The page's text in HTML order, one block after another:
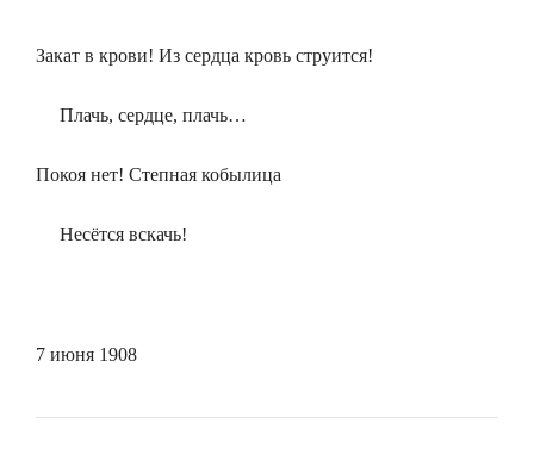
Закат в крови! Из сердца кровь струится!
Плачь, сердце, плачь…
Покоя нет! Степная кобылица
Несётся вскачь!
7 июня 1908